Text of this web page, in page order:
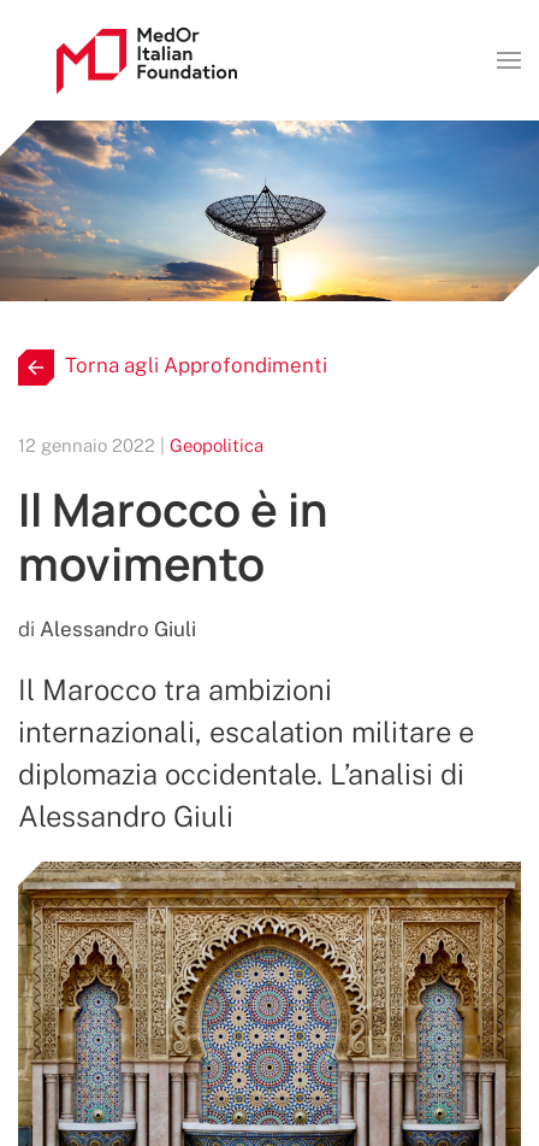
Torna agli Approfondimenti
12 gennaio 2022 | Geopolitica
Il Marocco è in
movimento
di Alessandro Giuli
Il Marocco tra ambizioni
internazionali, escalation militare e
diplomazia occidentale. L’analisi di
Alessandro Giuli